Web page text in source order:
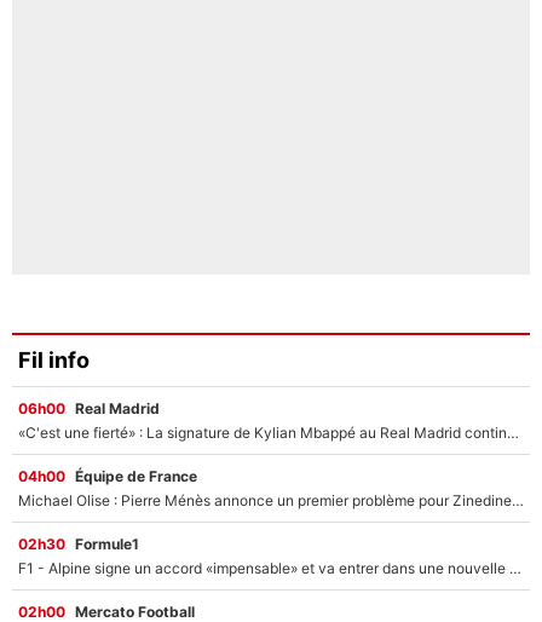
Fil info
06h00 Real Madrid
«C'est une fierté» : La signature de Kylian Mbappé au Real Madrid continue de régaler l'Espagne
04h00 Équipe de France
Michael Olise : Pierre Ménès annonce un premier problème pour Zinedine Zidane en équipe de France
02h30 Formule1
F1 - Alpine signe un accord «impensable» et va entrer dans une nouvelle dimension : Grande nouvelle pour Pierre Gasly !
02h00 Mercato Football